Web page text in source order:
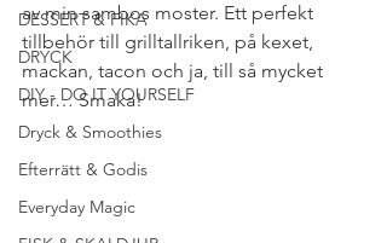
DESSERT & FIKA
DRYCK
DIY - DO IT YOURSELF
Dryck & Smoothies
Efterrätt & Godis
Everyday Magic
av min sambos moster. Ett perfekt
tillbehör till grilltallriken, på kexet,
mackan, tacon och ja, till så mycket
mer… Smaka!